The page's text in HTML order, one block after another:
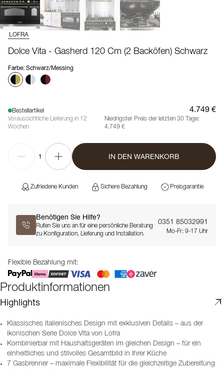
LOFRA
Dolce Vita - Gasherd 120 Cm (2 Backöfen) Schwarz
Farbe: Schwarz/Messing
Bestellartikel
Voraussichtliche Lieferung in 12
Wochen
4.749 €
Niedrigster Preis der letzten 30 Tage:
4.749 €
1 IN DEN WARENKORB
Zufriedene Kunden Sichere Bezahlung Preisgarantie
Benötigen Sie Hilfe?
Rufen Sie uns an für eine persönliche Beratung
zu Konfiguration, Lieferung und Installation.
0351 85032991
Mo-Fr: 9-17 Uhr
Flexible Bezahlung mit:
Produktinformationen
Highlights
Klassisches italienisches Design mit exklusiven Details – aus der
ikonischen Serie Dolce Vita von Lofra
Kombinierbar mit Haushaltsgeräten im gleichen Design – für ein
einheitliches und stilvolles Gesamtbild in Ihrer Küche
7 Gasbrenner – maximale Flexibilität für die gleichzeitige Zubereitung